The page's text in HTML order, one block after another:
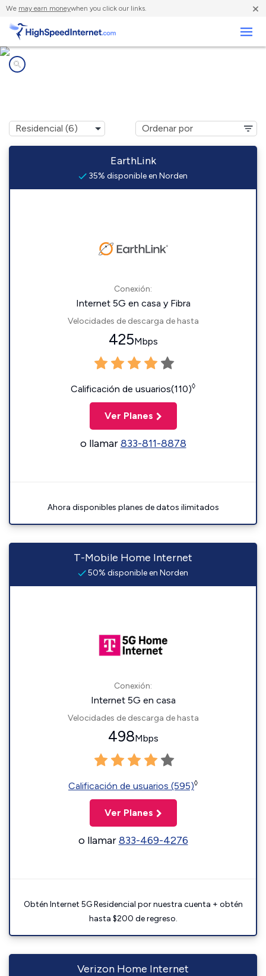
We may earn moneywhen you click our links. ×
EarthLink
35% disponible en Norden
Conexión:
Internet 5G en casa y Fibra
Velocidades de descarga de hasta
425Mbps
Calificación de usuarios(110)◊
Ver Planes
o llamar833-811-8878
Ahora disponibles planes de datos ilimitados
T-Mobile Home Internet
50% disponible en Norden
Conexión:
Internet 5G en casa
Velocidades de descarga de hasta
498Mbps
Calificación de usuarios (595)◊
Ver Planes
o llamar833-469-4276
Obtén Internet 5G Residencial por nuestra cuenta + obtén
hasta $200 de regreso.
Verizon Home Internet